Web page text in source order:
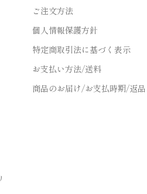
ご注文方法
個人情報保護方針
特定商取引法に基づく表示
お支払い方法/送料
商品のお届け/お支払時期/返品